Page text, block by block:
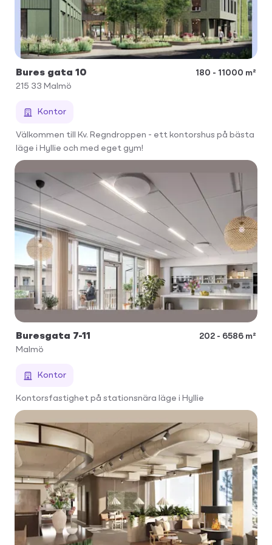
Bures gata 10
180 - 11000 m²
215 33 Malmö
Kontor
Välkommen till Kv. Regndroppen - ett kontorshus på bästa
läge i Hyllie och med eget gym!
Buresgata 7-11
202 - 6586 m²
Malmö
Kontor
Kontorsfastighet på stationsnära läge i Hyllie